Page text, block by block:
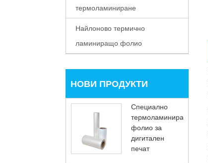
термоламиниране
Найлоново термично
ламиниращо фолио
НОВИ ПРОДУКТИ
Специално
термоламиниращо
фолио за
дигитален
печат